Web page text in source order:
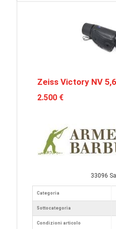
Zeiss Victory NV
2.500 €
33096
Categoria
Sottocategoria
Condizioni articolo